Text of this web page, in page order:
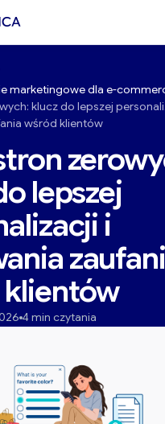
marketingowe dla e-
klucz do lepszej
wśród klientów
lepszej
i
4 min czytania